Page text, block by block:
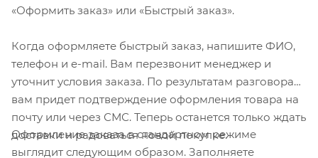
«Оформить заказ» или «Быстрый заказ».
Когда оформляете быстрый заказ, напишите ФИО,
телефон и e-mail. Вам перезвонит менеджер и
уточнит условия заказа. По результатам разговора
вам придет подтверждение оформления товара на
почту или через СМС. Теперь останется только ждать
доставки и радоваться новой покупке.
Оформление заказа в стандартном режиме
выглядит следующим образом. Заполняете